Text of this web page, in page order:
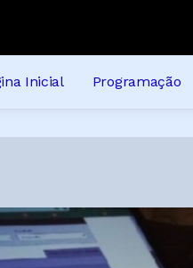
Inicial Programação